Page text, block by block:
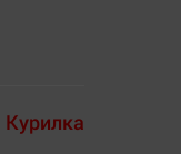
Курилка